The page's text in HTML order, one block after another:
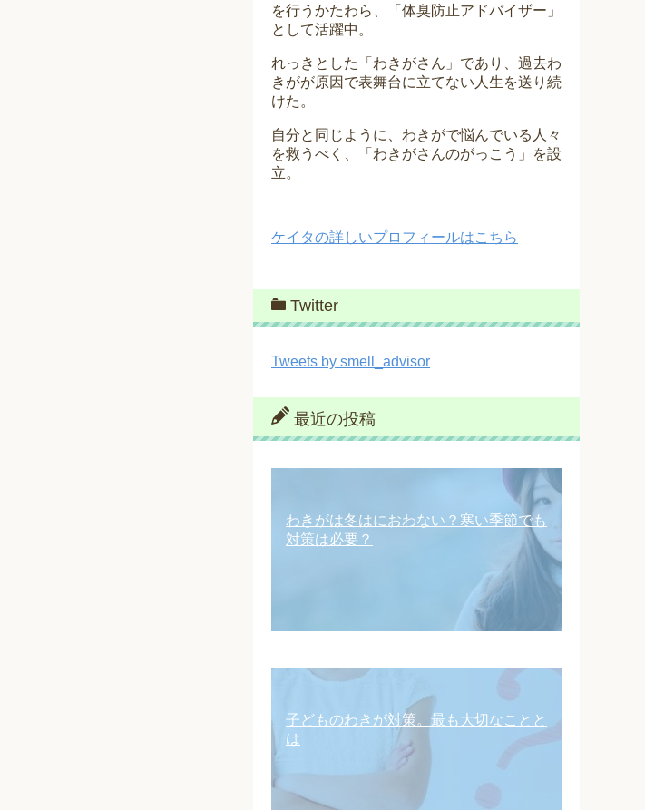
を行うかたわら、「体臭防止アドバイザー」
として活躍中。
れっきとした「わきがさん」であり、過去わ
きがが原因で表舞台に立てない人生を送り続
けた。
自分と同じように、わきがで悩んでいる人々
を救うべく、「わきがさんのがっこう」を設
立。
ケイタの詳しいプロフィールはこちら
Twitter
Tweets by smell_advisor
最近の投稿
わきがは冬はにおわない？寒い季節でも
対策は必要？
子どものわきが対策。最も大切なことと
は